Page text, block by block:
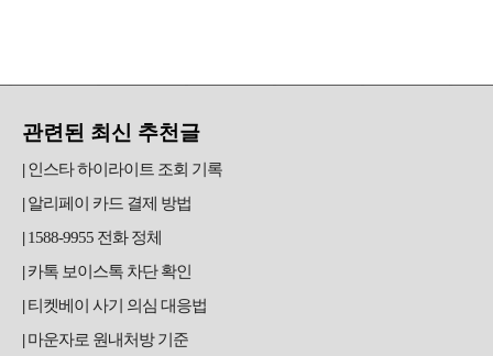
관련된 최신 추천글
인스타 하이라이트 조회 기록
알리페이 카드 결제 방법
1588-9955 전화 정체
카톡 보이스톡 차단 확인
티켓베이 사기 의심 대응법
마운자로 원내처방 기준